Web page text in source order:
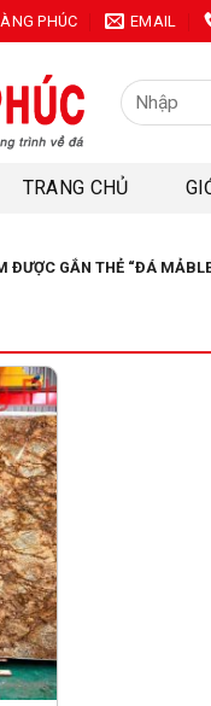
PHÚC EMAIL
Tìm
kiếm:
TRANG CHỦ
ĐƯỢC GẮN THẺ “ĐÁ